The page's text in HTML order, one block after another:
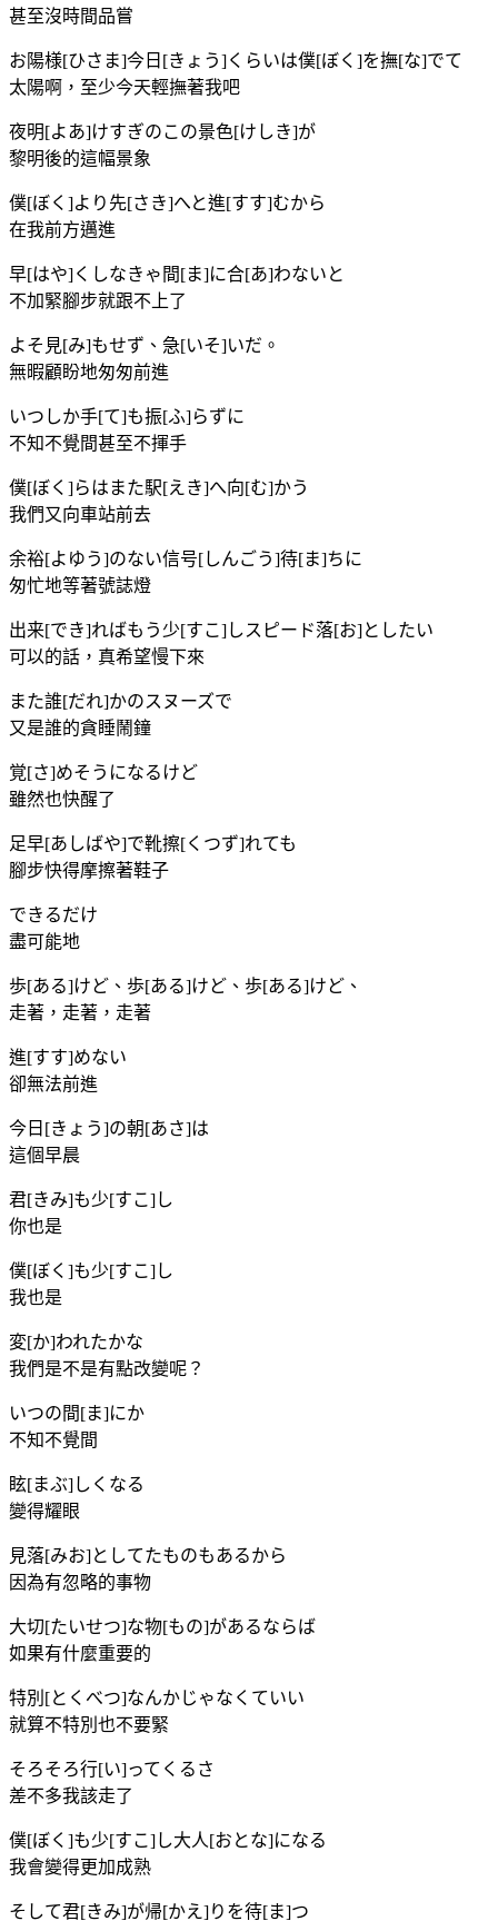
甚至沒時間品嘗
お陽様[ひさま]今日[きょう]くらいは僕[ぼく]を撫[な]でて
太陽啊，至少今天輕撫著我吧
夜明[よあ]けすぎのこの景色[けしき]が
黎明後的這幅景象
僕[ぼく]より先[さき]へと進[すす]むから
在我前方邁進
早[はや]くしなきゃ間[ま]に合[あ]わないと
不加緊腳步就跟不上了
よそ見[み]もせず、急[いそ]いだ。
無暇顧盼地匆匆前進
いつしか手[て]も振[ふ]らずに
不知不覺間甚至不揮手
僕[ぼく]らはまた駅[えき]へ向[む]かう
我們又向車站前去
余裕[よゆう]のない信号[しんごう]待[ま]ちに
匆忙地等著號誌燈
出来[でき]ればもう少[すこ]しスピード落[お]としたい
可以的話，真希望慢下來
また誰[だれ]かのスヌーズで
又是誰的貪睡鬧鐘
覚[さ]めそうになるけど
雖然也快醒了
足早[あしばや]で靴擦[くつず]れても
腳步快得摩擦著鞋子
できるだけ
盡可能地
歩[ある]けど、歩[ある]けど、歩[ある]けど、
走著，走著，走著
進[すす]めない
卻無法前進
今日[きょう]の朝[あさ]は
這個早晨
君[きみ]も少[すこ]し
你也是
僕[ぼく]も少[すこ]し
我也是
変[か]われたかな
我們是不是有點改變呢？
いつの間[ま]にか
不知不覺間
眩[まぶ]しくなる
變得耀眼
見落[みお]としてたものもあるから
因為有忽略的事物
大切[たいせつ]な物[もの]があるならば
如果有什麼重要的
特別[とくべつ]なんかじゃなくていい
就算不特別也不要緊
そろそろ行[い]ってくるさ
差不多我該走了
僕[ぼく]も少[すこ]し大人[おとな]になる
我會變得更加成熟
そして君[きみ]が帰[かえ]りを待[ま]つ